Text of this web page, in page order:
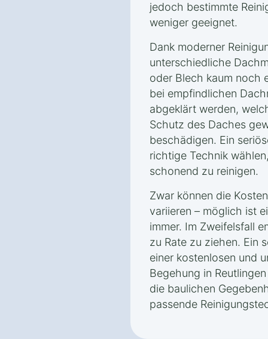
jedoch bestimmte
weniger geeignet.
Dank moderner
unterschiedliche
oder Blech kaum noch
bei empfindlichen
abgeklärt werden,
Schutz des Daches
beschädigen. Ein
richtige Technik
schonend zu reinigen.
Zwar können die
variieren – möglich ist
immer. Im Zweifelsfall
zu Rate zu ziehen. Ein
einer kostenlosen und
Begehung in
die baulichen
passende